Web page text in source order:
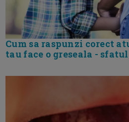
Cum sa raspunzi corect
tau face o greseala -